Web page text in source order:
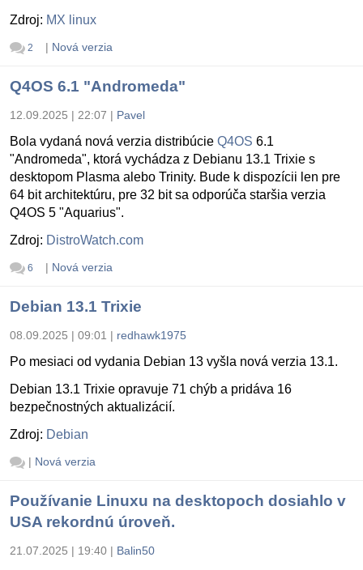
Zdroj: MX linux
2 | Nová verzia
Q4OS 6.1 "Andromeda"
12.09.2025 | 22:07 | Pavel
Bola vydaná nová verzia distribúcie Q4OS 6.1
"Andromeda", ktorá vychádza z Debianu 13.1 Trixie s
desktopom Plasma alebo Trinity. Bude k dispozícii len pre
64 bit architektúru, pre 32 bit sa odporúča staršia verzia
Q4OS 5 "Aquarius".
Zdroj: DistroWatch.com
6 | Nová verzia
Debian 13.1 Trixie
08.09.2025 | 09:01 | redhawk1975
Po mesiaci od vydania Debian 13 vyšla nová verzia 13.1.
Debian 13.1 Trixie opravuje 71 chýb a pridáva 16
bezpečnostných aktualizácií.
Zdroj: Debian
| Nová verzia
Používanie Linuxu na desktopoch dosiahlo v
USA rekordnú úroveň.
21.07.2025 | 19:40 | Balin50